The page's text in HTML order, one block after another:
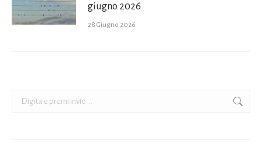
giugno 2026
28 Giugno 2026